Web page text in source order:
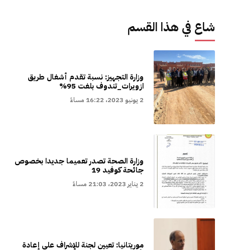
شاع في هذا القسم
وزارة التجهيز: نسبة تقدم أشغال طريق
ازويرات_تندوف بلغت 95%
2 يونيو 2023، 16:22 مساءً
وزارة الصحة تصدر تعميما جديدا بخصوص
جائحة كوفيد 19
2 يناير 2023، 21:03 مساءً
موريتانيا: تعيين لجنة للإشراف على إعادة